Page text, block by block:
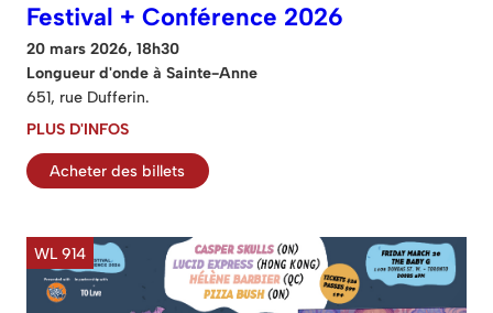
Festival + Conférence 2026
20 mars 2026, 18h30
Longueur d'onde à Sainte-Anne
651, rue Dufferin.
PLUS D'INFOS
Acheter des billets
WL 914